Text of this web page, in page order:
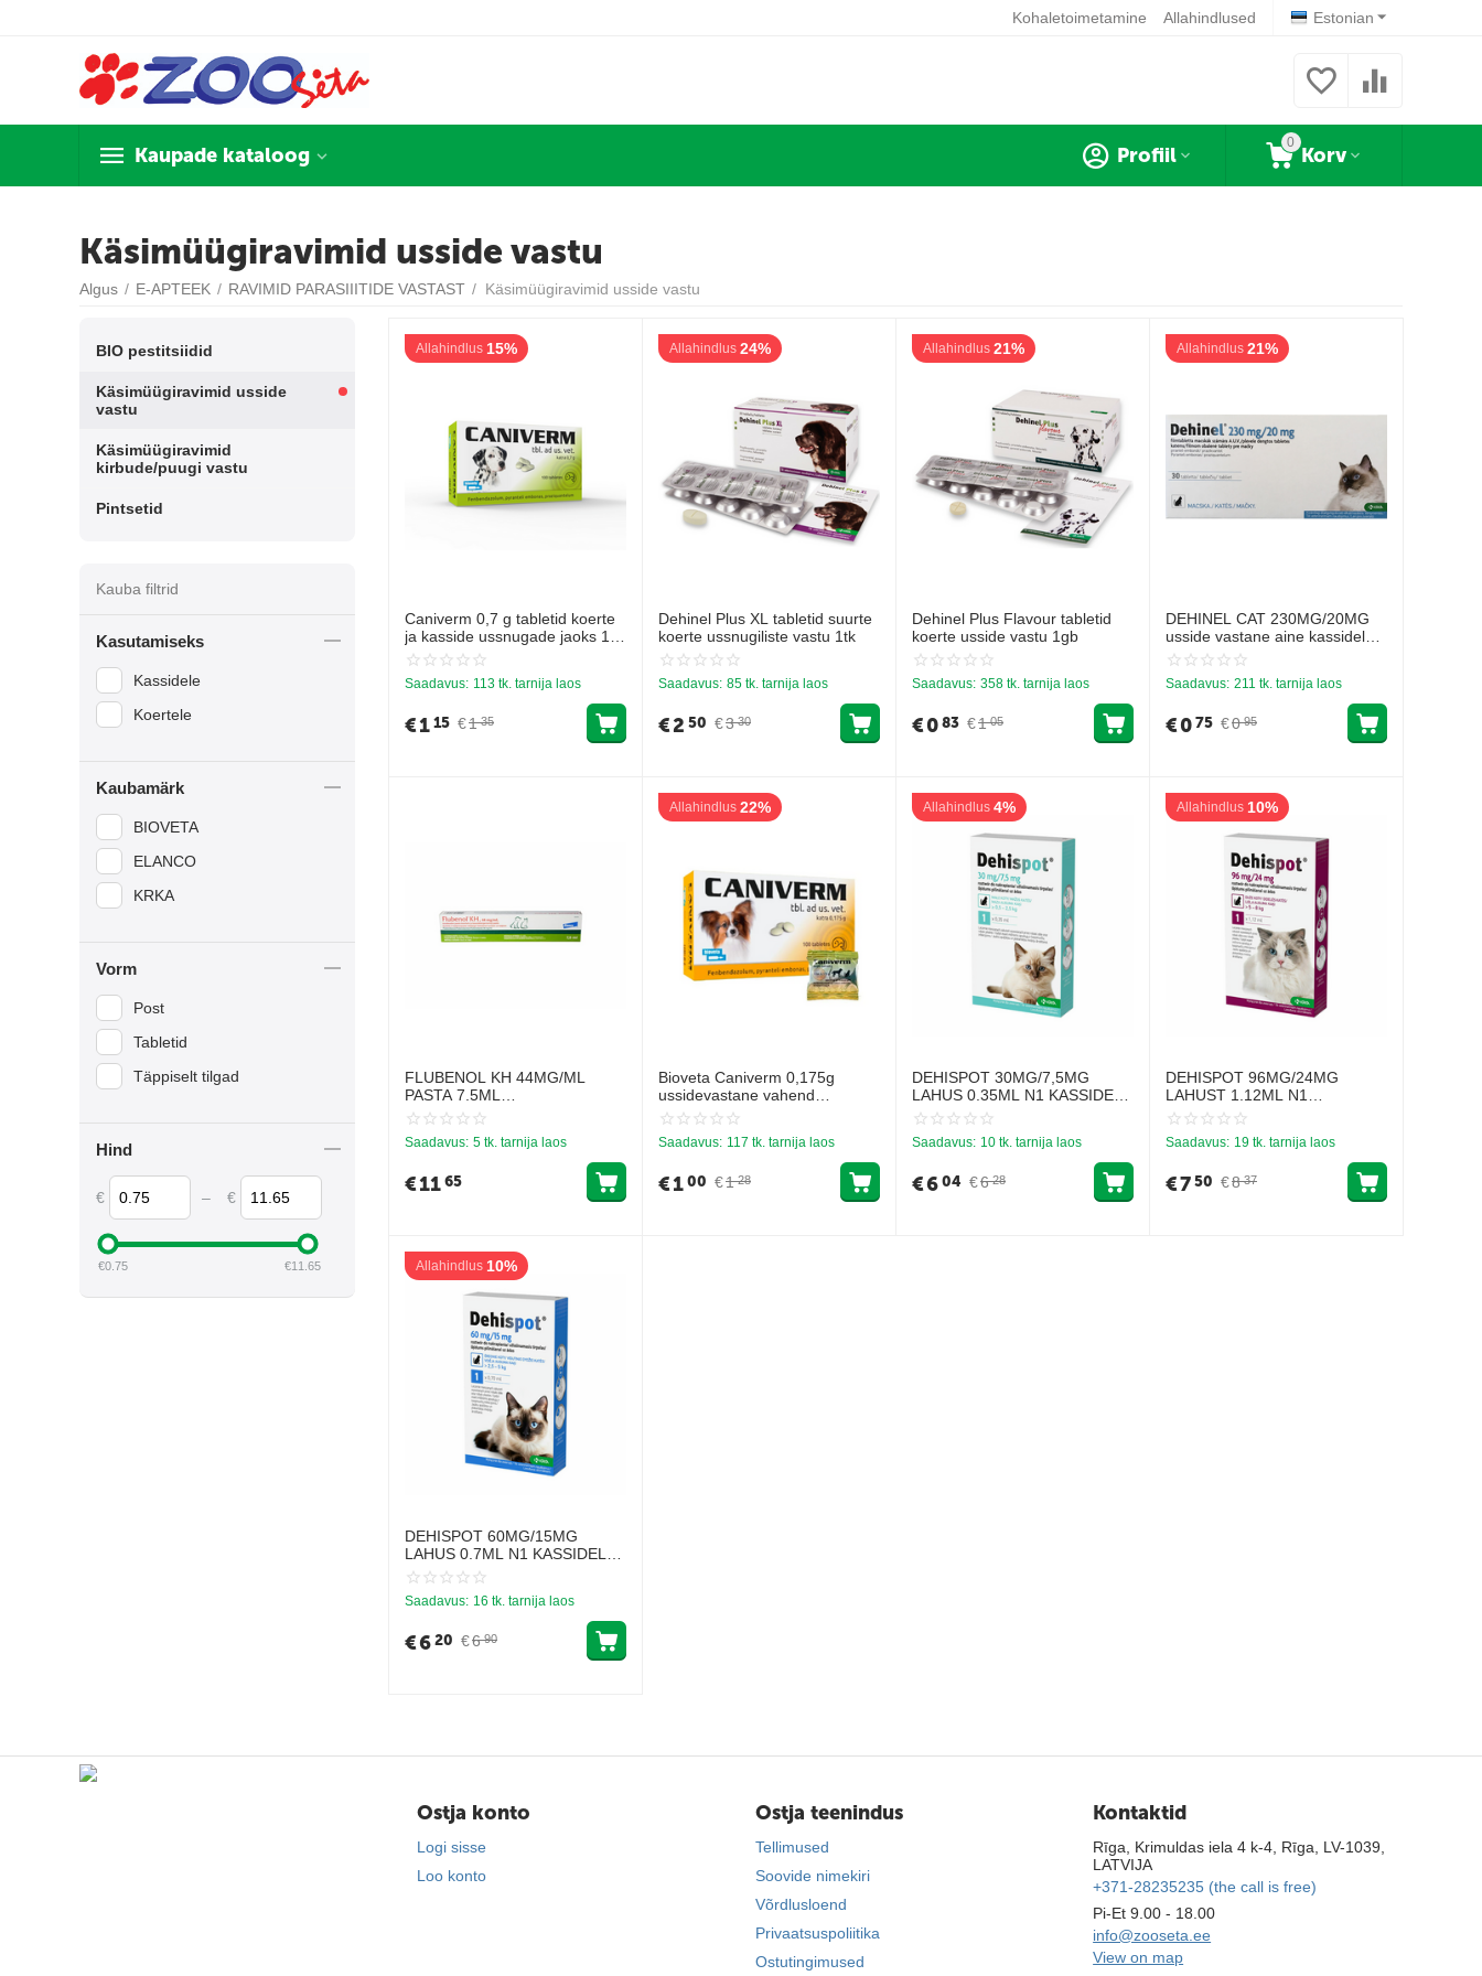
Estonian
Kohaletoimetamine Allahindlused
Kaupade kataloog
0
Korv
Profiil
Käsimüügiravimid usside vastu
Algus / E-APTEEK / RAVIMID PARASIIITIDE VASTAST / Käsimüügiravimid usside vastu
Allahindlus 15%
Caniverm 0,7 g tabletid koerte
ja kasside ussnugade jaoks 1tbl
10kg kohta
Saadavus: 113 tk. tarnija laos
€1 35
€115
Allahindlus 24%
Dehinel Plus XL tabletid suurte
koerte ussnugiliste vastu 1tk
Saadavus: 85 tk. tarnija laos
€3 30
€2 50
Allahindlus 21%
Dehinel Plus Flavour tabletid
koerte usside vastu 1gb
Saadavus: 358 tk. tarnija laos
€1 05
€083
Allahindlus 21%
DEHINEL CAT 230MG/20MG
usside vastane aine kassidele
1gb
Saadavus: 211 tk. tarnija laos
€0 95
€075
FLUBENOL KH 44MG/ML
PASTA 7.5ML
KOERTELE/KASSIDELE usside
vastu
Saadavus: 5 tk. tarnija laos
€1165
Allahindlus 22%
Bioveta Caniverm 0,175g
ussidevastane vahend
kassidele ja koertele 1gb
Saadavus: 117 tk. tarnija laos
€1 28
€100
Allahindlus 4%
DEHISPOT 30MG/7,5MG
LAHUS 0.35ML N1 KASSIDELE
0.5-2.5KG
Saadavus: 10 tk. tarnija laos
€6 28
€604
Allahindlus 10%
DEHISPOT 96MG/24MG
LAHUST 1.12ML N1
KASSIDELE 5-8KG
Saadavus: 19 tk. tarnija laos
€8 37
€750
Allahindlus 10%
DEHISPOT 60MG/15MG
LAHUS 0.7ML N1 KASSIDELE
2.5-5KG
Saadavus: 16 tk. tarnija laos
€6 90
€620
BIO pestitsiidid
Käsimüügiravimid usside
vastu
Käsimüügiravimid
kirbude/puugi vastu
Pintsetid
Kauba filtrid
Kasutamiseks
Kassidele
Koertele
Kaubamärk
BIOVETA
ELANCO
KRKA
Vorm
Post
Tabletid
Täppiselt tilgad
Hind
€ – €
€0.75 €11.65
Ostja konto
Logi sisse
Loo konto
Ostja teenindus
Tellimused
Soovide nimekiri
Võrdlusloend
Privaatsuspoliitika
Ostutingimused
Kontaktid
Rīga, Krimuldas iela 4 k-4, Rīga, LV-1039,
LATVIJA
+371-28235235 (the call is free)
Pi-Et 9.00 - 18.00
info@zooseta.ee
View on map